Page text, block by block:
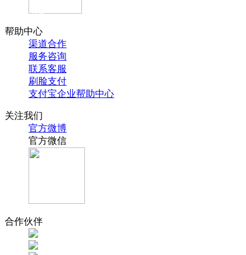
官方抖音
帮助中心
渠道合作
服务咨询
联系客服
刷脸支付
支付宝企业帮助中心
关注我们
官方微博
官方微信
合作伙伴